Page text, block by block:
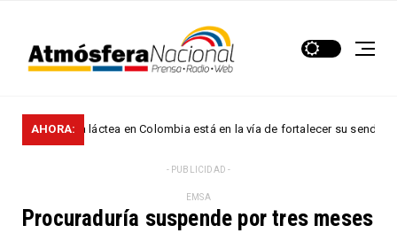
AHORA:
cadena láctea en Colombia está en la vía de fortalecer su senda de
- PUBLICIDAD -
EMSA
Procuraduría suspende por tres meses